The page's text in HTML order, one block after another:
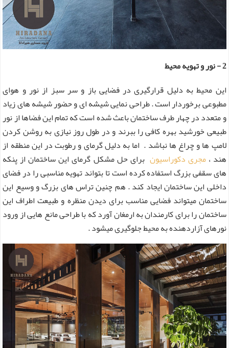
2 - نور و تهویه محیط
این محیط به دلیل قرارگیری در فضایی باز و سر سبز از نور و هوای
مطبوعی برخوردار است . طراحی نمایی شیشه ای و حضور شیشه های زیاد
و متعدد در چهار طرف ساختمان باعث شده است که تمام این فضاها از نور
طبیعی خورشید بهره کافی را ببرند و در طول روز نیازی به روشن کردن
لامپ ها و چراغ ها نباشد . اما به دلیل گرمای و رطوبت در این منطقه از
هند ،مجری دکوراسیون برای حل مشکل گرمای این ساختمان از پنکه
های سقفی بزرگ استفاده کرده است تا بتواند تهویه مناسبی را در فضای
داخلی این ساختمان ایجاد کند . هم چنین تراس های بزرگ و وسیع این
ساختمان میتواند فضایی مناسب برای دیدن منظره و طبیعت اطراف این
ساختمان را برای کارمندان به ارمغان آورد که با طراحی مانع هایی از ورود
نورهای آزاردهنده به محیط جلوگیری میشود .